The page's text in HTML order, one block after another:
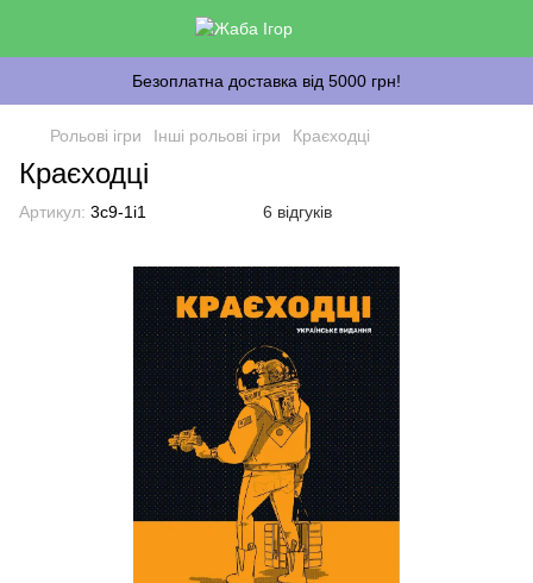
Безоплатна доставка від 5000 грн!
Рольові ігри Інші рольові ігри Краєходці
Краєходці
Артикул: 3c9-1i1 6 відгуків